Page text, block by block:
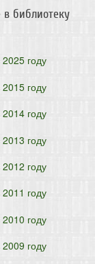
в библиотеку
году
году
году
году
году
году
году
году